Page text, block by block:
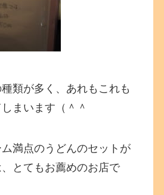
類が多く、あれもこれも
まいます（＾＾
満点のうどんのセットが
とてもお薦めのお店で